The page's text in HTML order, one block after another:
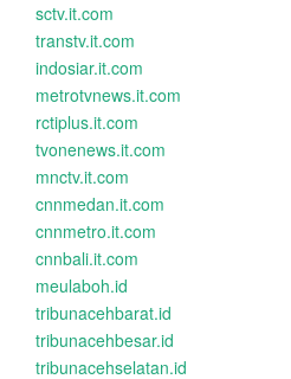
sctv.it.com
transtv.it.com
indosiar.it.com
metrotvnews.it.com
rctiplus.it.com
tvonenews.it.com
mnctv.it.com
cnnmedan.it.com
cnnmetro.it.com
cnnbali.it.com
meulaboh.id
tribunacehbarat.id
tribunacehbesar.id
tribunacehselatan.id